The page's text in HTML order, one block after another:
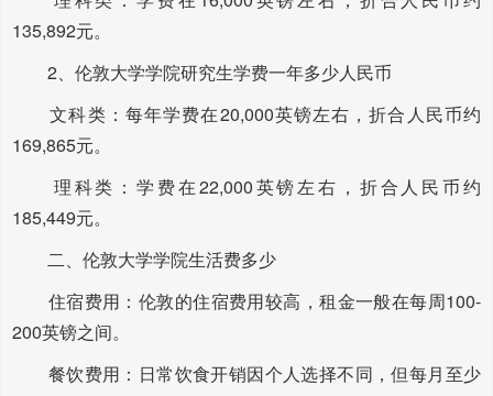
135,892元。
2、伦敦大学学院研究生学费一年多少人民币
文科类：每年学费在20,000英镑左右，折合人民币约
169,865元。
理科类：学费在22,000英镑左右，折合人民币约
185,449元。
二、伦敦大学学院生活费多少
住宿费用：伦敦的住宿费用较高，租金一般在每周100-
200英镑之间。
餐饮费用：日常饮食开销因个人选择不同，但每月至少